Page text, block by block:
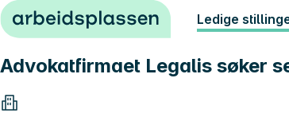
Hopp til innhold Ledige
Advokatfirmaet Legalis søker